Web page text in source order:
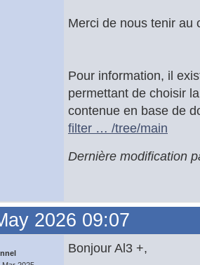
Merci de nous tenir au
Pour information, il
permettant de choisir
contenue en base de
filter … /tree/main
Dernière modification
2026 09:07
Bonjour Al3 +,